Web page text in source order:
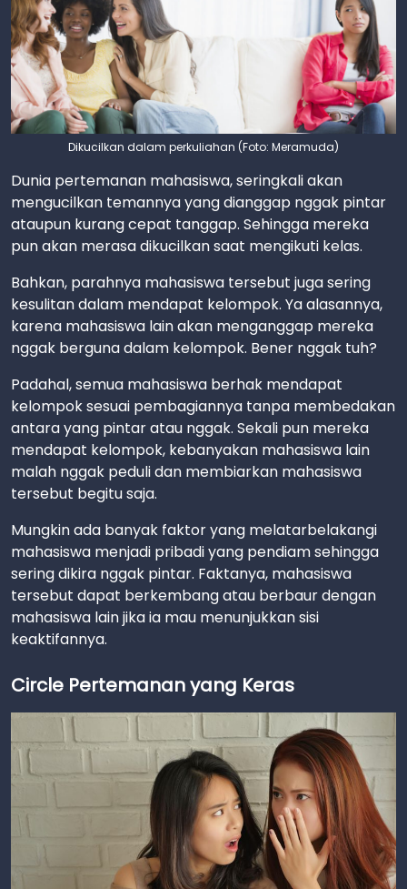
Dikucilkan dalam perkuliahan (Foto: Meramuda)
Dunia pertemanan mahasiswa, seringkali akan
mengucilkan temannya yang dianggap nggak pintar
ataupun kurang cepat tanggap. Sehingga mereka
pun akan merasa dikucilkan saat mengikuti kelas.
Bahkan, parahnya mahasiswa tersebut juga sering
kesulitan dalam mendapat kelompok. Ya alasannya,
karena mahasiswa lain akan menganggap mereka
nggak berguna dalam kelompok. Bener nggak tuh?
Padahal, semua mahasiswa berhak mendapat
kelompok sesuai pembagiannya tanpa membedakan
antara yang pintar atau nggak. Sekali pun mereka
mendapat kelompok, kebanyakan mahasiswa lain
malah nggak peduli dan membiarkan mahasiswa
tersebut begitu saja.
Mungkin ada banyak faktor yang melatarbelakangi
mahasiswa menjadi pribadi yang pendiam sehingga
sering dikira nggak pintar. Faktanya, mahasiswa
tersebut dapat berkembang atau berbaur dengan
mahasiswa lain jika ia mau menunjukkan sisi
keaktifannya.
Circle Pertemanan yang Keras